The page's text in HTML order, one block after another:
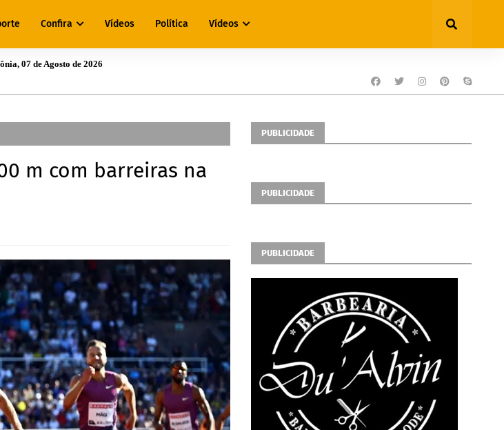
Confira Vídeos Política Vídeos
07 de Agosto de 2026
m com barreiras na
PUBLICIDADE
PUBLICIDADE
PUBLICIDADE